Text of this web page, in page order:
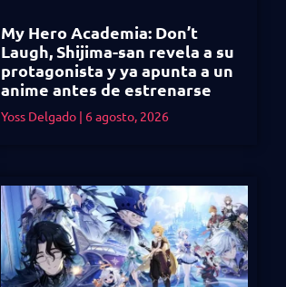
My Hero Academia: Don’t
Laugh, Shijima-san revela a su
protagonista y ya apunta a un
anime antes de estrenarse
Yoss Delgado 6 agosto, 2026